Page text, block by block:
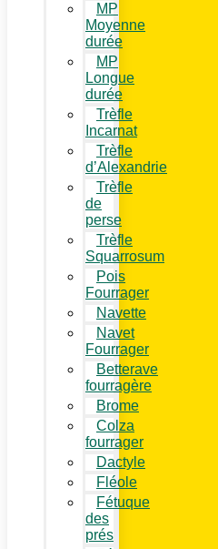
MP
Moyenne
durée
MP
Longue
durée
Trèfle
Incarnat
Trèfle
d’Alexandrie
Trèfle
de
perse
Trèfle
Squarrosum
Pois
Fourrager
Navette
Navet
Fourrager
Betterave
fourragère
Brome
Colza
fourrager
Dactyle
Fléole
Fétuque
des
prés